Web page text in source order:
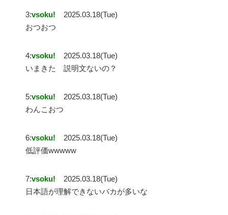
3:vsoku!
2025.03.18(Tue)
おつおつ
4:vsoku!
2025.03.18(Tue)
いまきた 説明文ないの？
5:vsoku!
2025.03.18(Tue)
わんこおつ
6:vsoku!
2025.03.18(Tue)
低評価wwwww
7:vsoku!
2025.03.18(Tue)
日本語が理解できないバカが多いな